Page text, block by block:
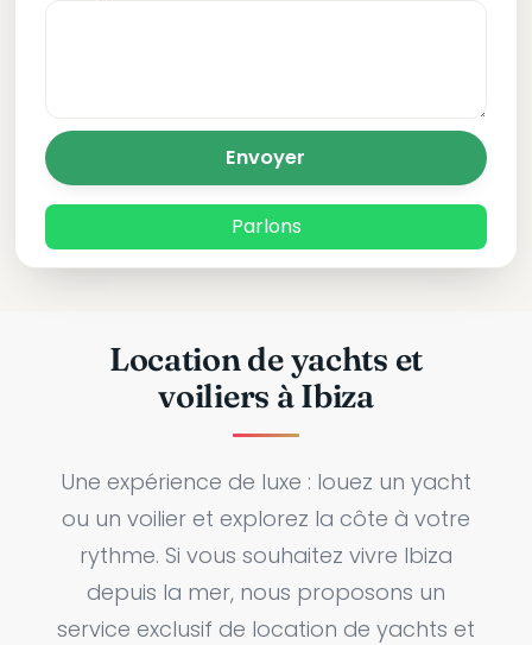
Envoyer
Parlons
Location de yachts et
voiliers à Ibiza
Une expérience de luxe : louez un yacht
ou un voilier et explorez la côte à votre
rythme. Si vous souhaitez vivre Ibiza
depuis la mer, nous proposons un
service exclusif de location de yachts et